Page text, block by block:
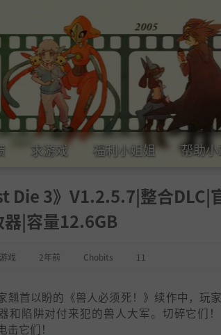
求游戏 福利小姐姐 帮助小
Die 3》V1.2.5.7|整合DLC|
|容量12.6GB
戏 2年前 Chobits 11
翘首以盼的《兽人必须死！》续作中，玩
和陷阱对付来犯的兽人大军。切碎它们
击它们！